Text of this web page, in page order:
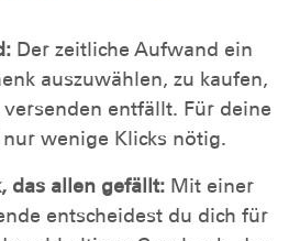
Der zeitliche Aufwand ein
auszuwählen, zu kaufen,
entfällt. Für deine
wenige Klicks nötig.
das allen gefällt: Mit einer
entscheidest du dich für